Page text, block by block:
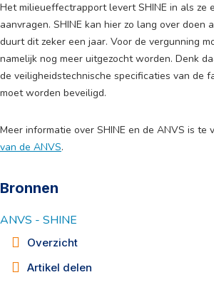
Het milieueffectrapport levert SHINE in als ze
aanvragen. SHINE kan hier zo lang over doen
duurt dit zeker een jaar. Voor de vergunning
namelijk nog meer uitgezocht worden. Denk
de veiligheidstechnische specificaties van de
moet worden beveiligd.
Meer informatie over SHINE en de ANVS is te
van de ANVS.
Bronnen
ANVS - SHINE
Overzicht
Artikel delen